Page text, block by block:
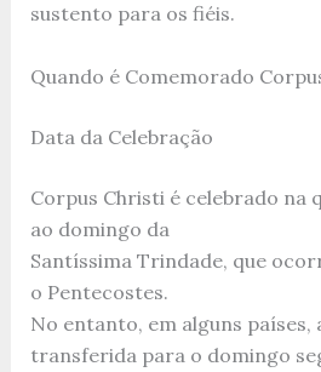
sustento para os fiéis.
Quando é Comemorado
Data da Celebração
Corpus Christi é celebrado na
ao domingo da
Santíssima Trindade, que
o Pentecostes.
No entanto, em alguns países,
transferida para o domingo